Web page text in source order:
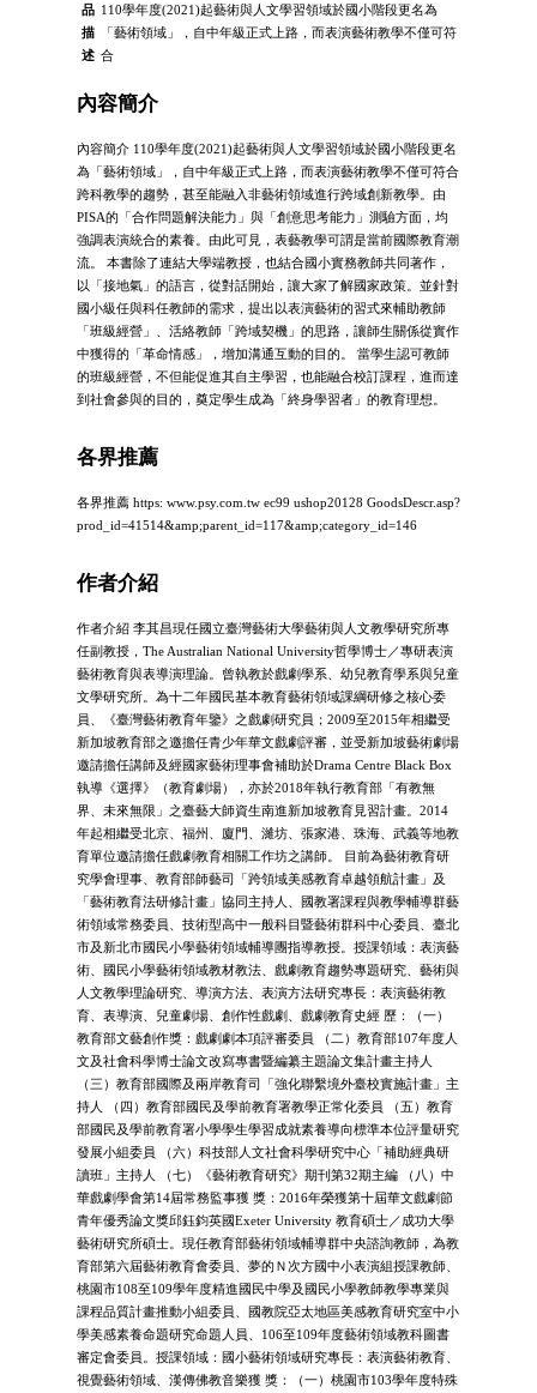
品
描
述
110學年度(2021)起藝術與人文學習領域於國小階段更名為
「藝術領域」，自中年級正式上路，而表演藝術教學不僅可符
合
內容簡介
內容簡介 110學年度(2021)起藝術與人文學習領域於國小階段更名
為「藝術領域」，自中年級正式上路，而表演藝術教學不僅可符合
跨科教學的趨勢，甚至能融入非藝術領域進行跨域創新教學。由
PISA的「合作問題解決能力」與「創意思考能力」測驗方面，均
強調表演統合的素養。由此可見，表藝教學可謂是當前國際教育潮
流。 本書除了連結大學端教授，也結合國小實務教師共同著作，
以「接地氣」的語言，從對話開始，讓大家了解國家政策。並針對
國小級任與科任教師的需求，提出以表演藝術的習式來輔助教師
「班級經營」、活絡教師「跨域契機」的思路，讓師生關係從實作
中獲得的「革命情感」，增加溝通互動的目的。 當學生認可教師
的班級經營，不但能促進其自主學習，也能融合校訂課程，進而達
到社會參與的目的，奠定學生成為「終身學習者」的教育理想。
各界推薦
各界推薦 https: www.psy.com.tw ec99 ushop20128 GoodsDescr.asp?
prod_id=41514&amp;parent_id=117&amp;category_id=146
作者介紹
作者介紹 李其昌現任國立臺灣藝術大學藝術與人文教學研究所專
任副教授，The Australian National University哲學博士／專研表演
藝術教育與表導演理論。曾執教於戲劇學系、幼兒教育學系與兒童
文學研究所。為十二年國民基本教育藝術領域課綱研修之核心委
員、《臺灣藝術教育年鑒》之戲劇研究員；2009至2015年相繼受
新加坡教育部之邀擔任青少年華文戲劇評審，並受新加坡藝術劇場
邀請擔任講師及經國家藝術理事會補助於Drama Centre Black Box
執導《選擇》（教育劇場），亦於2018年執行教育部「有教無
界、未來無限」之臺藝大師資生南進新加坡教育見習計畫。2014
年起相繼受北京、福州、廈門、濰坊、張家港、珠海、武義等地教
育單位邀請擔任戲劇教育相關工作坊之講師。 目前為藝術教育研
究學會理事、教育部師藝司「跨領域美感教育卓越領航計畫」及
「藝術教育法研修計畫」協同主持人、國教署課程與教學輔導群藝
術領域常務委員、技術型高中一般科目暨藝術群科中心委員、臺北
市及新北市國民小學藝術領域輔導團指導教授。授課領域：表演藝
術、國民小學藝術領域教材教法、戲劇教育趨勢專題研究、藝術與
人文教學理論研究、導演方法、表演方法研究專長：表演藝術教
育、表導演、兒童劇場、創作性戲劇、戲劇教育史經 歷：（一）
教育部文藝創作獎：戲劇劇本項評審委員 （二）教育部107年度人
文及社會科學博士論文改寫專書暨編纂主題論文集計畫主持人
（三）教育部國際及兩岸教育司「強化聯繫境外臺校實施計畫」主
持人 （四）教育部國民及學前教育署教學正常化委員 （五）教育
部國民及學前教育署小學學生學習成就素養導向標準本位評量研究
發展小組委員 （六）科技部人文社會科學研究中心「補助經典研
讀班」主持人 （七）《藝術教育研究》期刊第32期主編 （八）中
華戲劇學會第14屆常務監事獲 獎：2016年榮獲第十屆華文戲劇節
青年優秀論文獎邱鈺鈞英國Exeter University 教育碩士／成功大學
藝術研究所碩士。現任教育部藝術領域輔導群中央諮詢教師，為教
育部第六屆藝術教育會委員、夢的Ｎ次方國中小表演組授課教師、
桃園市108至109學年度精進國民中學及國民小學教師教學專業與
課程品質計畫推動小組委員、國教院亞太地區美感教育研究室中小
學美感素養命題研究命題人員、106至109年度藝術領域教科圖書
審定會委員。授課領域：國小藝術領域研究專長：表演藝術教育、
視覺藝術領域、漢傳佛教音樂獲 獎：（一）桃園市103學年度特殊